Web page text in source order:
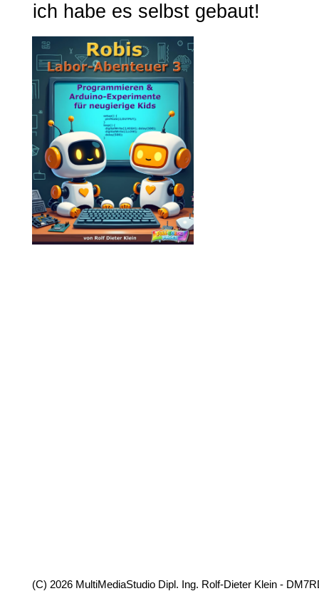
ich habe es selbst gebaut!
(C) 2026 MultiMediaStudio Dipl. Ing. Rolf-Dieter Klein -